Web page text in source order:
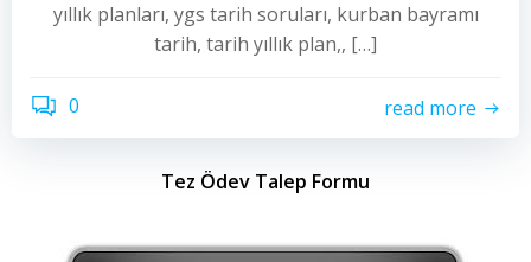
yıllık planları, ygs tarih soruları, kurban bayramı
tarih, tarih yıllık plan,, […]
0 read more
Tez Ödev Talep Formu